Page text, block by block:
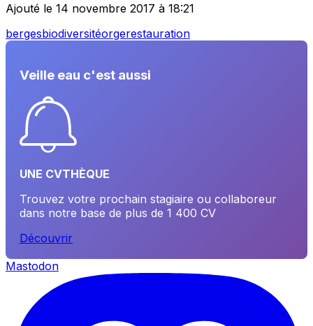
Ajouté le 14 novembre 2017 à 18:21
bergesbiodiversitéorgerestauration
Veille eau c'est aussi
UNE CVTHÈQUE
Trouvez votre prochain stagiaire ou collaboreur
dans notre base de plus de 1 400 CV
Découvrir
Mastodon